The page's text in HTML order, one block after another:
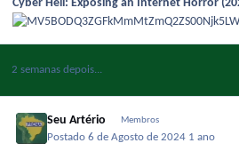
Cyber Hell: Exposing an Internet Horror
2 semanas depois...
Seu Artério Membros
Postado6 de Agosto de 2024 1 ano